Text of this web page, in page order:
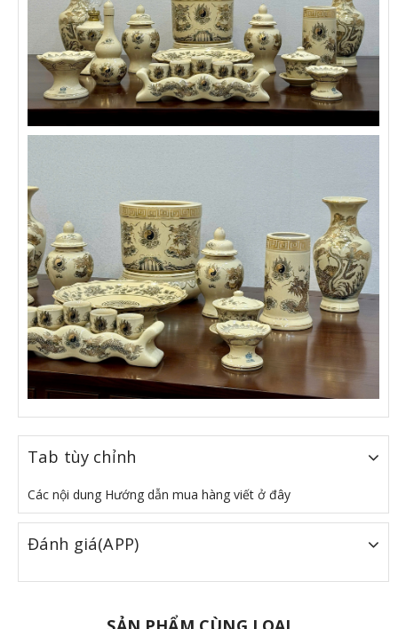
Tab tùy chỉnh
Các nội dung Hướng dẫn mua hàng viết ở đây
Đánh giá(APP)